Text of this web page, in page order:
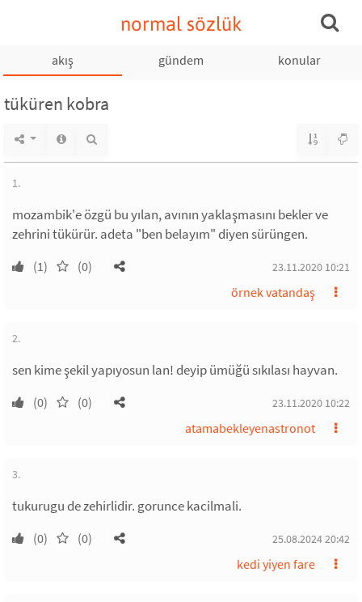
normal sözlük
akış gündem konular
tüküren kobra
1.
mozambik'e özgü bu yılan, avının yaklaşmasını bekler ve
zehrini tükürür. adeta "ben belayım" diyen sürüngen.
(1) (0) 23.11.2020 10:21
örnek vatandaş
2.
sen kime şekil yapıyosun lan! deyip ümüğü sıkılası hayvan.
(0) (0) 23.11.2020 10:22
atamabekleyenastronot
3.
tukurugu de zehirlidir. gorunce kacilmali.
(0) (0) 25.08.2024 20:42
kedi yiyen fare